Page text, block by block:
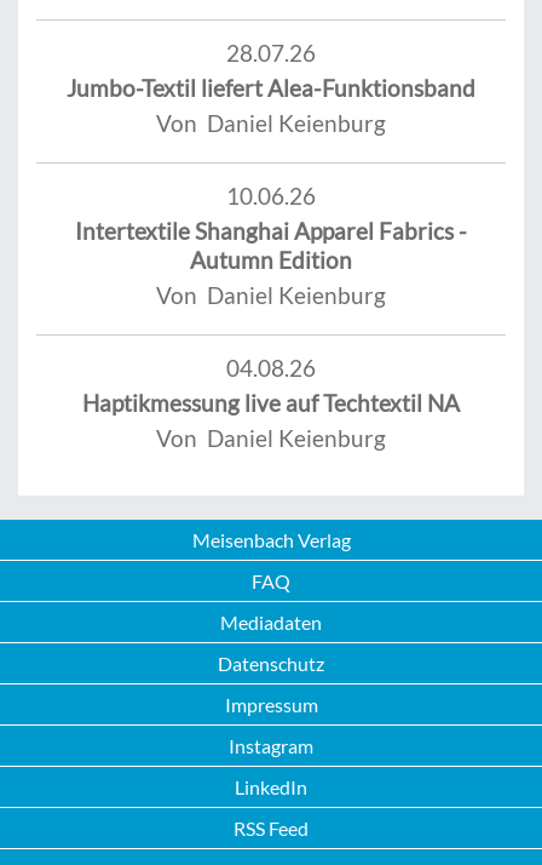
28.07.26
Jumbo-Textil liefert Alea-Funktionsband
Von Daniel Keienburg
10.06.26
Intertextile Shanghai Apparel Fabrics -
Autumn Edition
Von Daniel Keienburg
04.08.26
Haptikmessung live auf Techtextil NA
Von Daniel Keienburg
Meisenbach Verlag
FAQ
Mediadaten
Datenschutz
Impressum
Instagram
LinkedIn
RSS Feed